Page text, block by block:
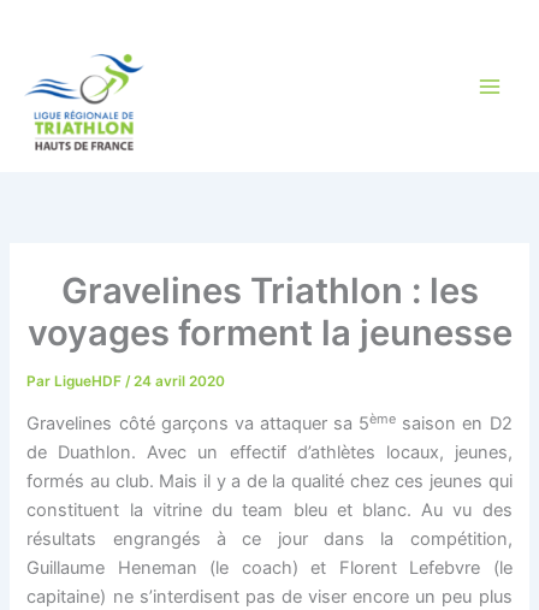
Gravelines Triathlon : les
voyages forment la jeunesse
ParLigueHDF /24 avril 2020
Gravelines côté garçons va attaquer sa 5ème saison en D2
de Duathlon. Avec un effectif d’athlètes locaux, jeunes,
formés au club. Mais il y a de la qualité chez ces jeunes qui
constituent la vitrine du team bleu et blanc. Au vu des
résultats engrangés à ce jour dans la compétition,
Guillaume Heneman (le coach) et Florent Lefebvre (le
capitaine) ne s’interdisent pas de viser encore un peu plus